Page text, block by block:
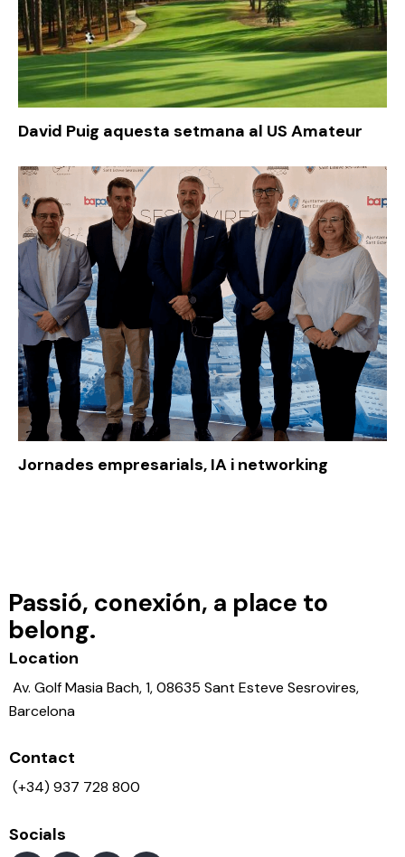
David Puig aquesta setmana al US Amateur
Jornades empresarials, IA i networking
Passió, conexión, a place to
belong.
Location
Av. Golf Masia Bach, 1, 08635 Sant Esteve Sesrovires,
Barcelona
Contact
(+34) 937 728 800
Socials